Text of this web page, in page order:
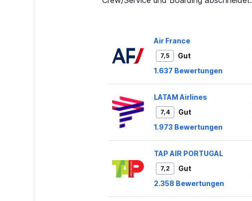
Air France
7,5
Gut
1.637 Bewertungen
LATAM Airlines
7,4
Gut
1.973 Bewertungen
TAP AIR PORTUGAL
7,2
Gut
2.358 Bewertungen